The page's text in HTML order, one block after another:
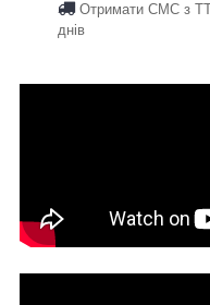
Отримати СМС з
днів